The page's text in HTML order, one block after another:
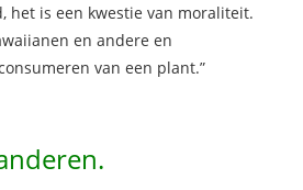
het is een kwestie van moraliteit.
en andere en
van een plant.”